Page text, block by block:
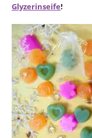
Glyzerinseife!